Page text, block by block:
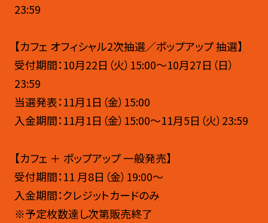
23:59
【カフェ オフィシャル2次抽選／ポップアップ 抽選】
受付期間：10月22日（火）15:00〜10月27日（日）
23:59
当選発表：11月1日（金）15:00
入金期間：11月1日（金）15:00～11月5日（火）23:59
【カフェ ＋ ポップアップ 一般発売】
受付期間：11 月8日（金）19:00〜​
入金期間：クレジットカードのみ
※予定枚数達し次第販売終了